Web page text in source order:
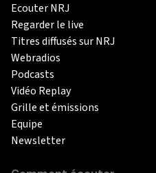
Ecouter NRJ
Regarder le live
Titres diffusés sur NRJ
Webradios
Podcasts
Vidéo Replay
Grille et émissions
Equipe
Newsletter